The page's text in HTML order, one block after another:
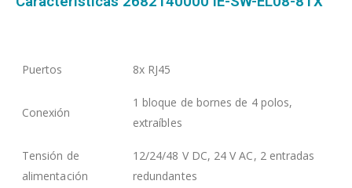
Puertos 8x RJ45
Conexión
1 bloque de bornes de 4 polos,
extraíbles
Tensión de
alimentación
12/24/48 V DC, 24 V AC, 2 entradas
redundantes